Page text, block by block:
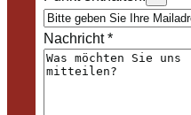
Nachricht*